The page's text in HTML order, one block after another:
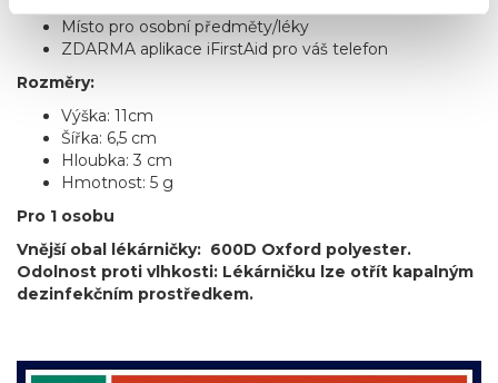
1× KPR karta
Místo pro osobní předměty/léky
ZDARMA aplikace iFirstAid pro váš telefon
Rozměry:
Výška: 11cm
Šířka: 6,5 cm
Hloubka: 3 cm
Hmotnost: 5 g
Pro 1 osobu
Vnější obal lékárničky: 600D Oxford polyester.
Odolnost proti vlhkosti: Lékárničku lze otřít kapalným
dezinfekčním prostředkem.